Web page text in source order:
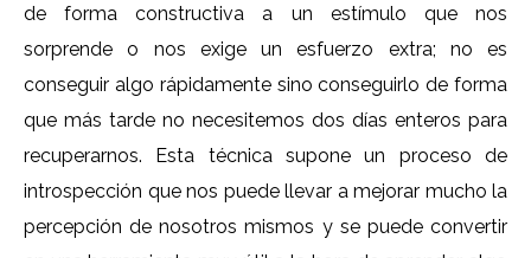
de forma constructiva a un estímulo que nos
sorprende o nos exige un esfuerzo extra; no es
conseguir algo rápidamente sino conseguirlo de forma
que más tarde no necesitemos dos días enteros para
recuperarnos. Esta técnica supone un proceso de
introspección que nos puede llevar a mejorar mucho la
percepción de nosotros mismos y se puede convertir